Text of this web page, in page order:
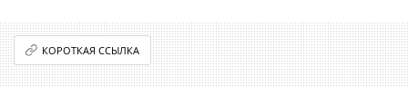
КОРОТКАЯ ССЫЛКА